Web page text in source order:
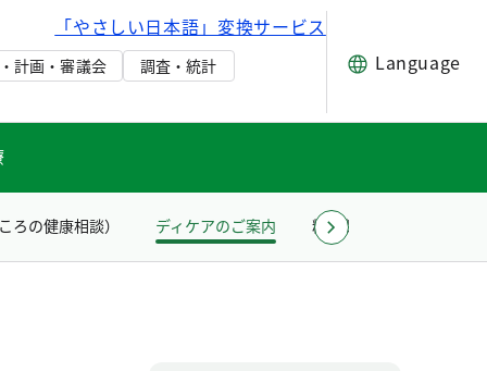
「やさしい日本語」変換サービス
計画・審議会 調査・統計 Language
ろの健康相談） ディケアのご案内 精神保健福祉研修